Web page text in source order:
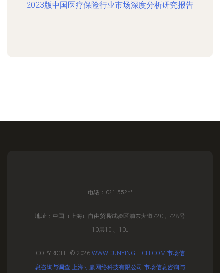
2023版中国医疗保险行业市场深度分析研究报告
电话：021-552**
地址：中国（上海）自由贸易试验区浦东大道720，728号
10层10I、10J
COPYRIGHT © 2026 WWW.CUNYINGTECH.COM 市场信
息咨询与调查 上海寸赢网络科技有限公司 市场信息咨询与